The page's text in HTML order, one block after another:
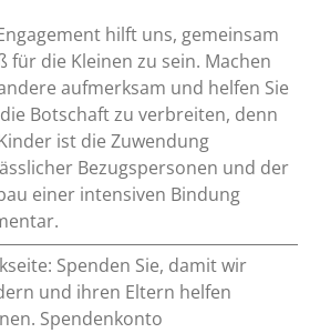
hilft uns, gemeinsam
für die Kleinen zu sein. Machen
aufmerksam und helfen Sie
Botschaft zu verbreiten, denn
ist die Zuwendung
Bezugspersonen und der
einer intensiven Bindung
Spenden Sie, damit wir
und ihren Eltern helfen
Spendenkonto